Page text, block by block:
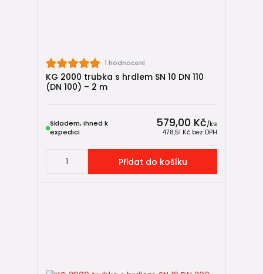
1 hodnocení
KG 2000 trubka s hrdlem SN 10 DN 110
(DN 100) – 2 m
579,00 Kč/ks
478,51 Kč bez DPH
Skladem, ihned k
expedici
Přidat do košíku